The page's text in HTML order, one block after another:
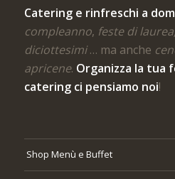
Catering e rinfreschi a
compleanno, feste di
diciottesimi… ma anche
apricene. Organizza la tua
catering ci pensiamo noi!
Shop Menù e Buffet